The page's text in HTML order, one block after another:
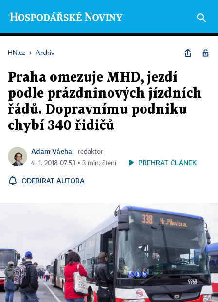
HN.cz › Archiv
Praha omezuje MHD, jezdí
podle prázdninových jízdních
řádů. Dopravnímu podniku
chybí 340 řidičů
Adam Váchal
redaktor
4. 1. 2018 07:53 ▪ 3 min. čtení
PŘEHRÁT ČLÁNEK
ODEBÍRAT AUTORA